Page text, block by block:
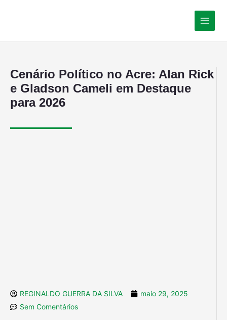
Cenário Político no Acre: Alan Rick
e Gladson Cameli em Destaque
para 2026
REGINALDO GUERRA DA SILVA
maio 29, 2025
Sem Comentários